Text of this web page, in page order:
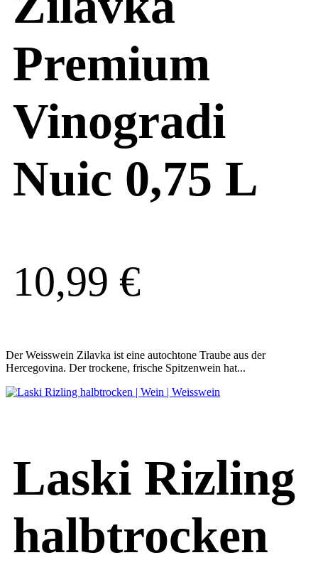
Premium
Vinogradi
Nuic 0,75 L
10,99 €
Der Weisswein Zilavka ist eine autochtone Traube aus der
Hercegovina. Der trockene, frische Spitzenwein hat...
Laski Rizling
halbtrocken